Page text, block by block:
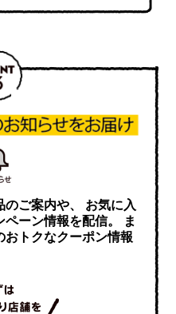
のご案内や、 お気に入
ーン情報を配信。 ま
トクなクーポン情報